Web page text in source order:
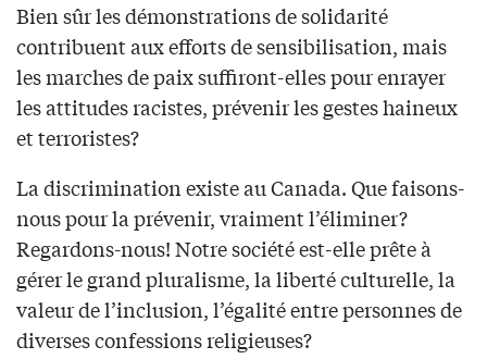
Bien sûr les démonstrations de solidarité
contribuent aux efforts de sensibilisation, mais
les marches de paix suffiront-elles pour enrayer
les attitudes racistes, prévenir les gestes haineux
et terroristes?
La discrimination existe au Canada. Que faisons-
nous pour la prévenir, vraiment l’éliminer?
Regardons-nous! Notre société est-elle prête à
gérer le grand pluralisme, la liberté culturelle, la
valeur de l’inclusion, l’égalité entre personnes de
diverses confessions religieuses?